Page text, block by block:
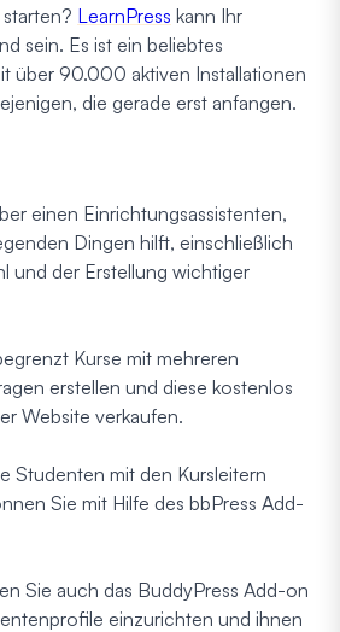
LearnPress kann Ihr
sein. Es ist ein beliebtes
über 90.000 aktiven Installationen
die gerade erst anfangen.
einen Einrichtungsassistenten,
Dingen hilft, einschließlich
und der Erstellung wichtiger
Kurse mit mehreren
erstellen und diese kostenlos
Website verkaufen.
Studenten mit den Kursleitern
Sie mit Hilfe des bbPress Add-
Sie auch das BuddyPress Add-on
einzurichten und ihnen